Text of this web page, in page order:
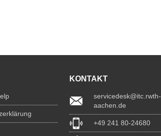
KONTAKT
servicedesk@itc.rwth-
aachen.de
+49 241 80-24680